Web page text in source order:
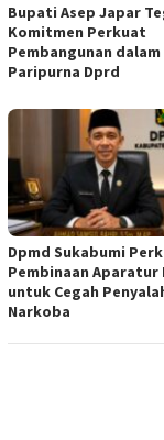
Bupati Asep Japar
Komitmen Perkuat
Pembangunan
Paripurna Dprd
Dpmd Sukabumi
Pembinaan Aparatur
untuk Cegah
Narkoba